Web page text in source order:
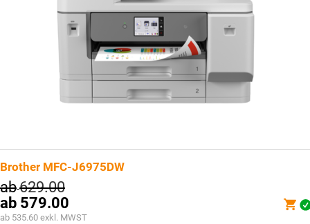
Brother MFC-J6975DW
ab629.00
ab 579.00
ab 535.60 exkl. MWST